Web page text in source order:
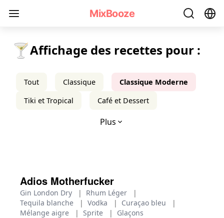
MixBooze
Recettes de Cocktails Classiques Modernes - MixBooze
🍸Affichage des recettes pour :
Tout Classique
Classique Moderne
Tiki et Tropical
Café et Dessert
Plus
Adios Motherfucker
Gin London Dry | Rhum Léger
|
Tequila blanche
| Vodka | Curaçao bleu
|
Mélange aigre
| Sprite | Glaçons